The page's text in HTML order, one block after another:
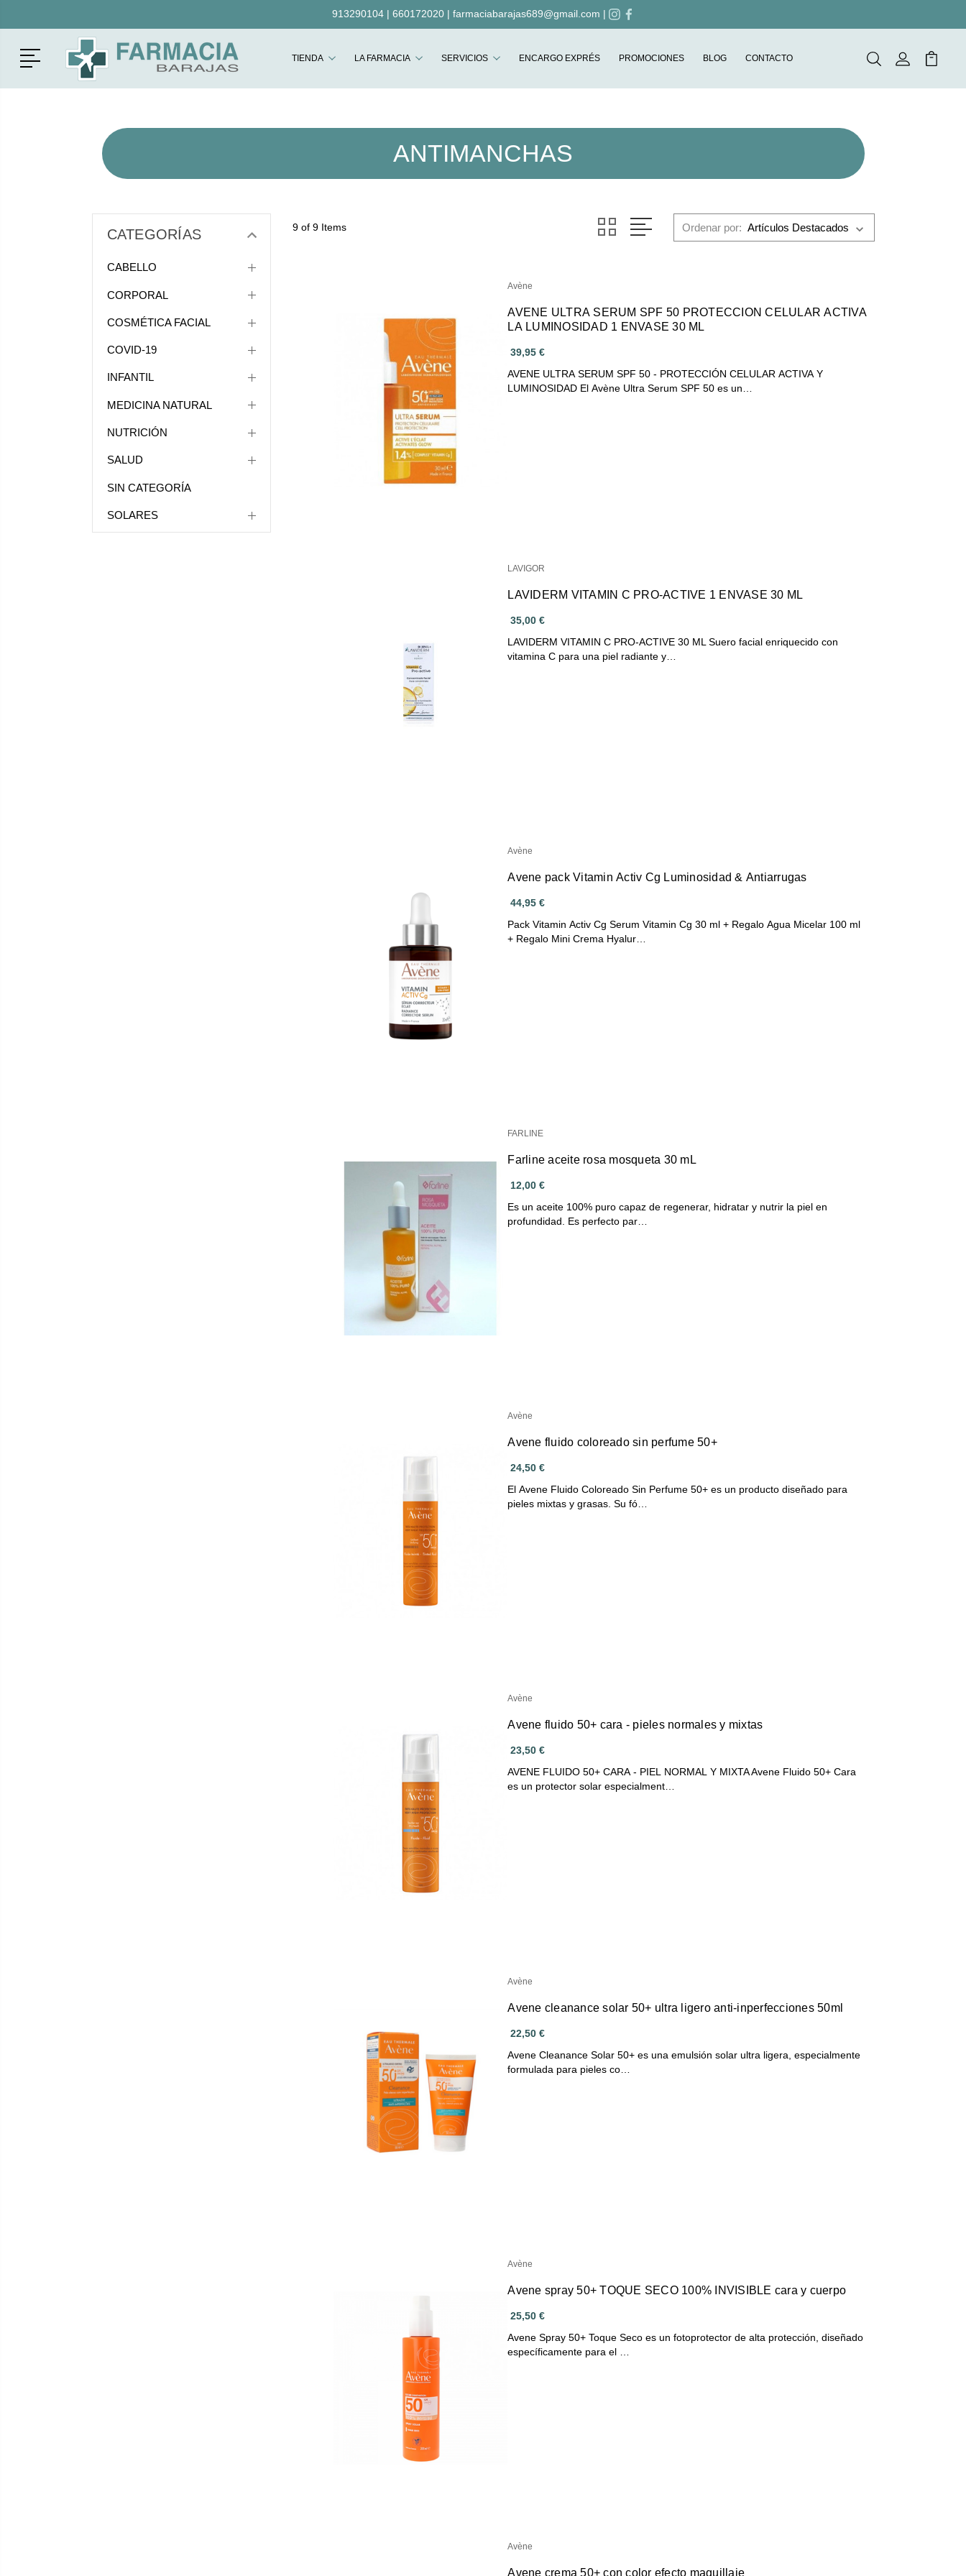
913290104| 660172020| farmaciabarajas689@gmail.com |
Menú TIENDA LA FARMACIA SERVICIOS ENCARGO EXPRÉS PROMOCIONES BLOG CONTACTO BuscarMi Cuenta
Mi
ANTIMANCHAS
CATEGORÍAS
CABELLO
CORPORAL
COSMÉTICA FACIAL
COVID-19
INFANTIL
MEDICINA NATURAL
NUTRICIÓN
SALUD
SIN CATEGORÍA
SOLARES
9 of 9 Items Ordenar por:
Avène
AVENE ULTRA SERUM SPF 50 PROTECCION CELULAR ACTIVA
LA LUMINOSIDAD 1 ENVASE 30 ML
39,95 €
AVENE ULTRA SERUM SPF 50 - PROTECCIÓN CELULAR ACTIVA Y
LUMINOSIDAD El Avène Ultra Serum SPF 50 es un…
LAVIGOR
LAVIDERM VITAMIN C PRO-ACTIVE 1 ENVASE 30 ML
35,00 €
LAVIDERM VITAMIN C PRO-ACTIVE 30 ML Suero facial enriquecido con
vitamina C para una piel radiante y…
Avène
Avene pack Vitamin Activ Cg Luminosidad & Antiarrugas
44,95 €
Pack Vitamin Activ Cg Serum Vitamin Cg 30 ml + Regalo Agua Micelar 100 ml
+ Regalo Mini Crema Hyalur…
FARLINE
Farline aceite rosa mosqueta 30 mL
12,00 €
Es un aceite 100% puro capaz de regenerar, hidratar y nutrir la piel en
profundidad. Es perfecto par…
Avène
Avene fluido coloreado sin perfume 50+
24,50 €
El Avene Fluido Coloreado Sin Perfume 50+ es un producto diseñado para
pieles mixtas y grasas. Su fó…
Avène
Avene fluido 50+ cara - pieles normales y mixtas
23,50 €
AVENE FLUIDO 50+ CARA - PIEL NORMAL Y MIXTA Avene Fluido 50+ Cara
es un protector solar especialment…
Avène
Avene cleanance solar 50+ ultra ligero anti-inperfecciones 50ml
22,50 €
Avene Cleanance Solar 50+ es una emulsión solar ultra ligera, especialmente
formulada para pieles co…
Avène
Avene spray 50+ TOQUE SECO 100% INVISIBLE cara y cuerpo
25,50 €
Avene Spray 50+ Toque Seco es un fotoprotector de alta protección, diseñado
específicamente para el …
Avène
Avene crema 50+ con color efecto maquillaje